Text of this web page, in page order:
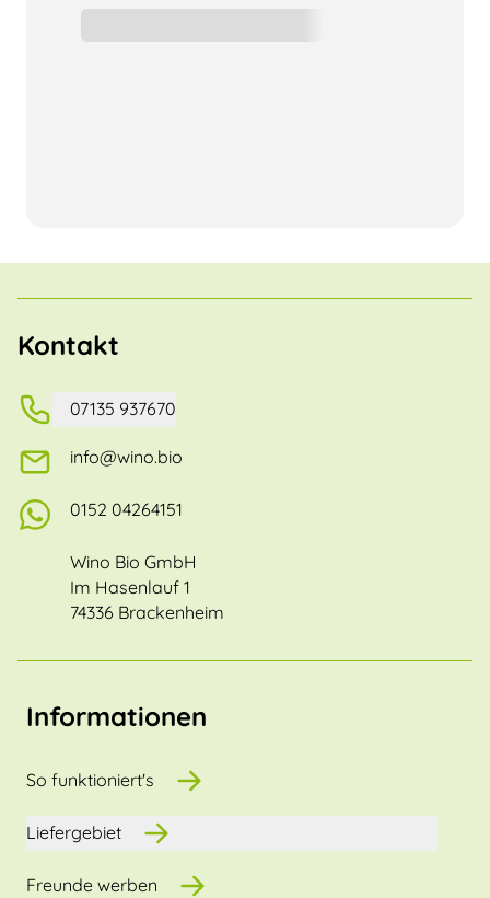
Kontakt
07135 937670
info@wino.bio
0152 04264151
Wino Bio GmbH
Im Hasenlauf 1
74336 Brackenheim
Informationen
So funktioniert's
Liefergebiet
Freunde werben